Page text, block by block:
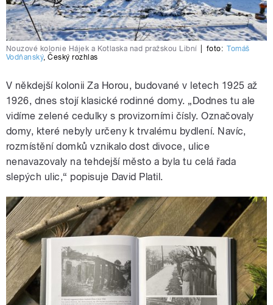
Nouzové kolonie Hájek a Kotlaska nad pražskou Libní foto: Tomáš
Vodňanský,Český rozhlas
V někdejší kolonii Za Horou, budované v letech 1925 až
1926, dnes stojí klasické rodinné domy. „Dodnes tu ale
vidíme zelené cedulky s provizorními čísly. Označovaly
domy, které nebyly určeny k trvalému bydlení. Navíc,
rozmístění domků vznikalo dost divoce, ulice
nenavazovaly na tehdejší město a byla tu celá řada
slepých ulic,“ popisuje David Platil.